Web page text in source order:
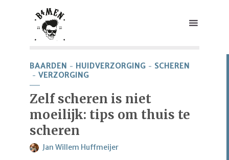
BAARDEN HUIDVERZORGING
SCHEREN
VERZORGING
Zelf scheren is niet
moeilijk: tips om thuis te
scheren
Jan Willem Huffmeijer